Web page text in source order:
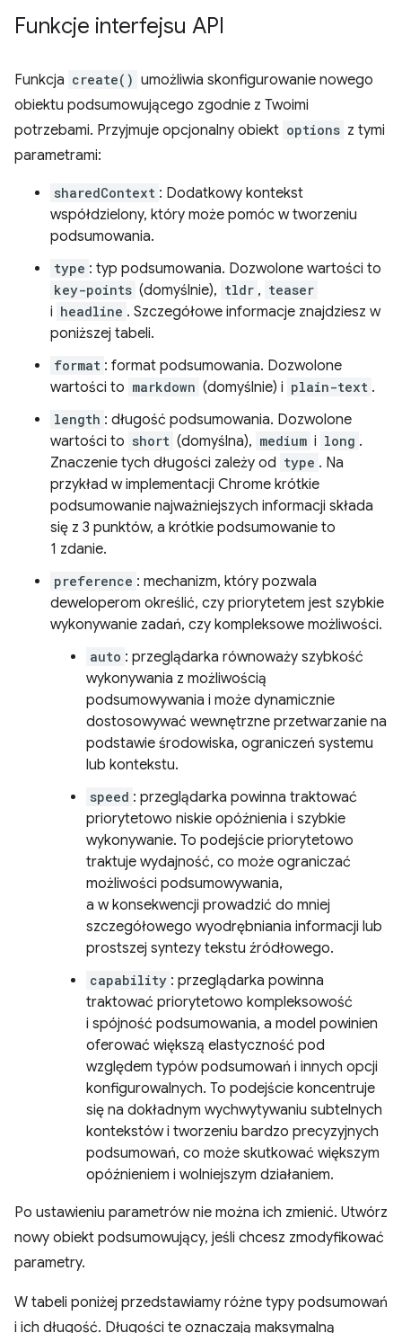
Funkcje interfejsu API
Funkcja create() umożliwia skonfigurowanie nowego
obiektu podsumowującego zgodnie z Twoimi
potrzebami. Przyjmuje opcjonalny obiekt options z tymi
parametrami:
sharedContext : Dodatkowy kontekst
współdzielony, który może pomóc w tworzeniu
podsumowania.
type : typ podsumowania. Dozwolone wartości to
key-points (domyślnie), tldr , teaser
i headline . Szczegółowe informacje znajdziesz w
poniższej tabeli.
format : format podsumowania. Dozwolone
wartości to markdown (domyślnie) i plain-text .
length : długość podsumowania. Dozwolone
wartości to short (domyślna), medium i long .
Znaczenie tych długości zależy od type . Na
przykład w implementacji Chrome krótkie
podsumowanie najważniejszych informacji składa
się z 3 punktów, a krótkie podsumowanie to
1 zdanie.
preference : mechanizm, który pozwala
deweloperom określić, czy priorytetem jest szybkie
wykonywanie zadań, czy kompleksowe możliwości.
auto : przeglądarka równoważy szybkość
wykonywania z możliwością
podsumowywania i może dynamicznie
dostosowywać wewnętrzne przetwarzanie na
podstawie środowiska, ograniczeń systemu
lub kontekstu.
speed : przeglądarka powinna traktować
priorytetowo niskie opóźnienia i szybkie
wykonywanie. To podejście priorytetowo
traktuje wydajność, co może ograniczać
możliwości podsumowywania,
a w konsekwencji prowadzić do mniej
szczegółowego wyodrębniania informacji lub
prostszej syntezy tekstu źródłowego.
capability : przeglądarka powinna
traktować priorytetowo kompleksowość
i spójność podsumowania, a model powinien
oferować większą elastyczność pod
względem typów podsumowań i innych opcji
konfigurowalnych. To podejście koncentruje
się na dokładnym wychwytywaniu subtelnych
kontekstów i tworzeniu bardzo precyzyjnych
podsumowań, co może skutkować większym
opóźnieniem i wolniejszym działaniem.
Po ustawieniu parametrów nie można ich zmienić. Utwórz
nowy obiekt podsumowujący, jeśli chcesz zmodyfikować
parametry.
W tabeli poniżej przedstawiamy różne typy podsumowań
i ich długość. Długości te oznaczają maksymalną